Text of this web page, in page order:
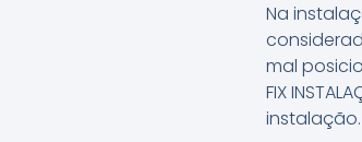
Na
mal
FIX
instalação.